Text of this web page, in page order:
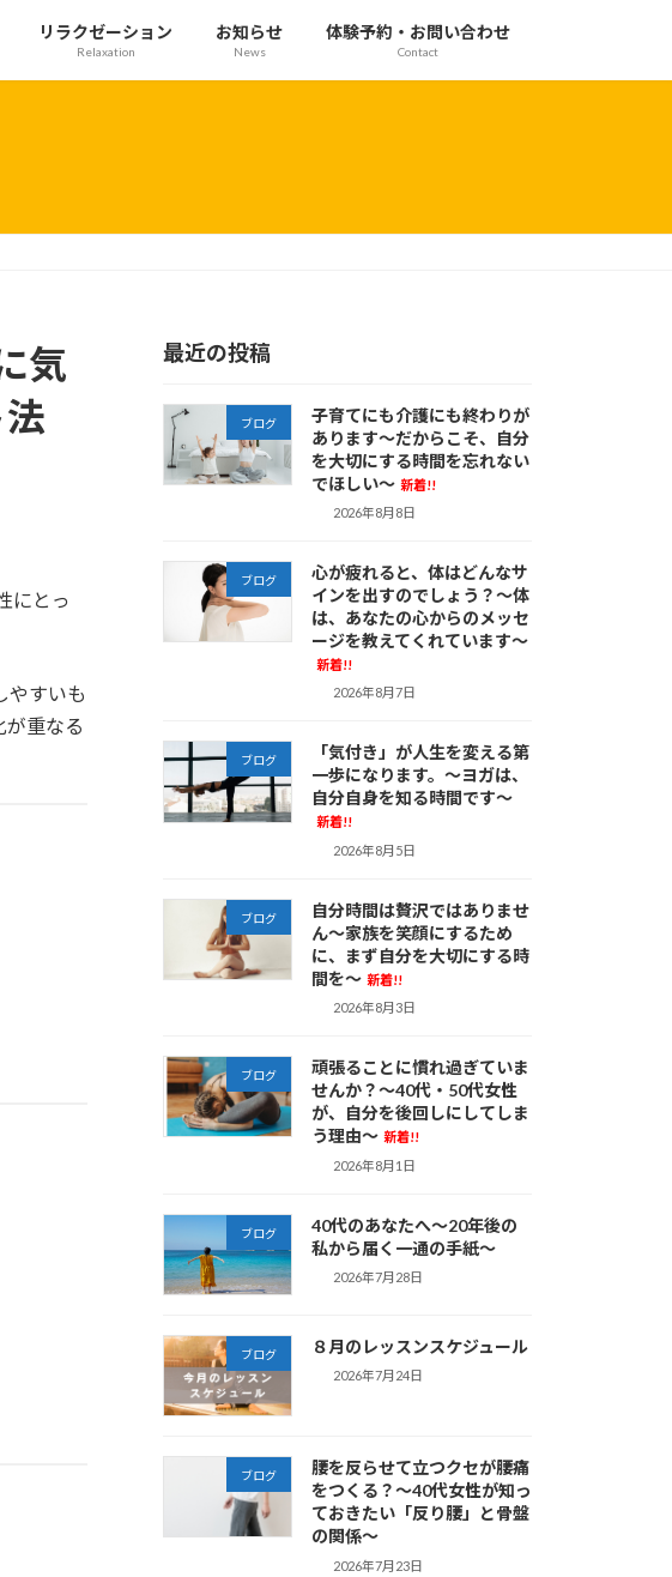
リラクゼーション
Relaxation
お知らせ
News
体験予約・お問い合わせ
Contact
気
にとっ
やすいも
重なる
最近の投稿
ブログ
子育てにも介護にも終わりが
あります～だからこそ、自分
を大切にする時間を忘れない
でほしい～ 新着!!
2026年8月8日
ブログ
心が疲れると、体はどんなサ
インを出すのでしょう？～体
は、あなたの心からのメッセ
ージを教えてくれています～
新着!!
2026年8月7日
ブログ
「気付き」が人生を変える第
一歩になります。～ヨガは、
自分自身を知る時間です～
新着!!
2026年8月5日
ブログ
自分時間は贅沢ではありませ
ん～家族を笑顔にするため
に、まず自分を大切にする時
間を～ 新着!!
2026年8月3日
ブログ
頑張ることに慣れ過ぎていま
せんか？～40代・50代女性
が、自分を後回しにしてしま
う理由～ 新着!!
2026年8月1日
ブログ
40代のあなたへ～20年後の
私から届く一通の手紙～
2026年7月28日
ブログ ８月のレッスンスケジュール
2026年7月24日
ブログ
腰を反らせて立つクセが腰痛
をつくる？～40代女性が知っ
ておきたい「反り腰」と骨盤
の関係～
2026年7月23日